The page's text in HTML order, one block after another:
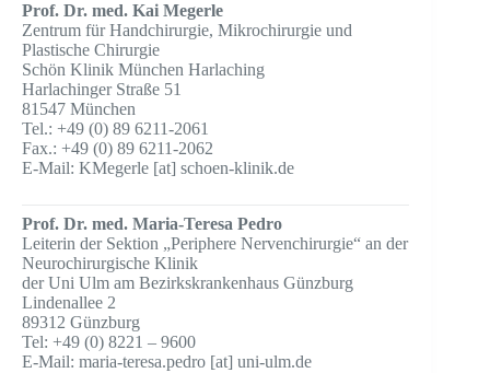
Prof. Dr. med. Kai Megerle
Zentrum für Handchirurgie, Mikrochirurgie und
Plastische Chirurgie
Schön Klinik München Harlaching
Harlachinger Straße 51
81547 München
Tel.: +49 (0) 89 6211-2061
Fax.: +49 (0) 89 6211-2062
E-Mail: KMegerle [at] schoen-klinik.de
Prof. Dr. med. Maria-Teresa Pedro
Leiterin der Sektion „Periphere Nervenchirurgie“ an der
Neurochirurgische Klinik
der Uni Ulm am Bezirkskrankenhaus Günzburg
Lindenallee 2
89312 Günzburg
Tel: +49 (0) 8221 – 9600
E-Mail: maria-teresa.pedro [at] uni-ulm.de